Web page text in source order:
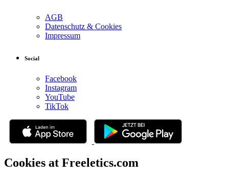
AGB
Datenschutz & Cookies
Impressum
Social
Facebook
Instagram
YouTube
TikTok
Cookies at Freeletics.com